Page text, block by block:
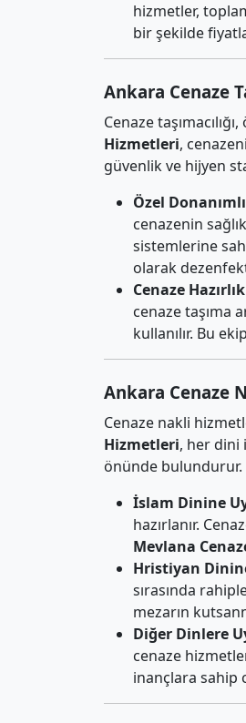
hizmetler,
bir şekilde
Ankara Cenaze
Cenaze
Hizmetleri,
güvenlik ve hijyen
Özel
cenazenin
sistemlerine
olarak
Cenaze
cenaze taşıma
kullanılır. Bu
Ankara Cenaze
Cenaze nakli
Hizmetleri, her dini
önünde bulundurur.
İslam Dinine
hazırlanır.
Mevlana
Hristiyan
sırasında
mezarın
Diğer Dinlere
cenaze
inançlara sahip